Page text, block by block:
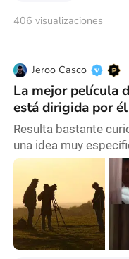
406 visualizaciones
Jeroo Casco
La mejor película
está dirigida por él
Resulta bastante
una idea muy
directora, en tal
audiencia en
figura creativa
a la persona
del tiempo. Si hoy
decir sin titubear que